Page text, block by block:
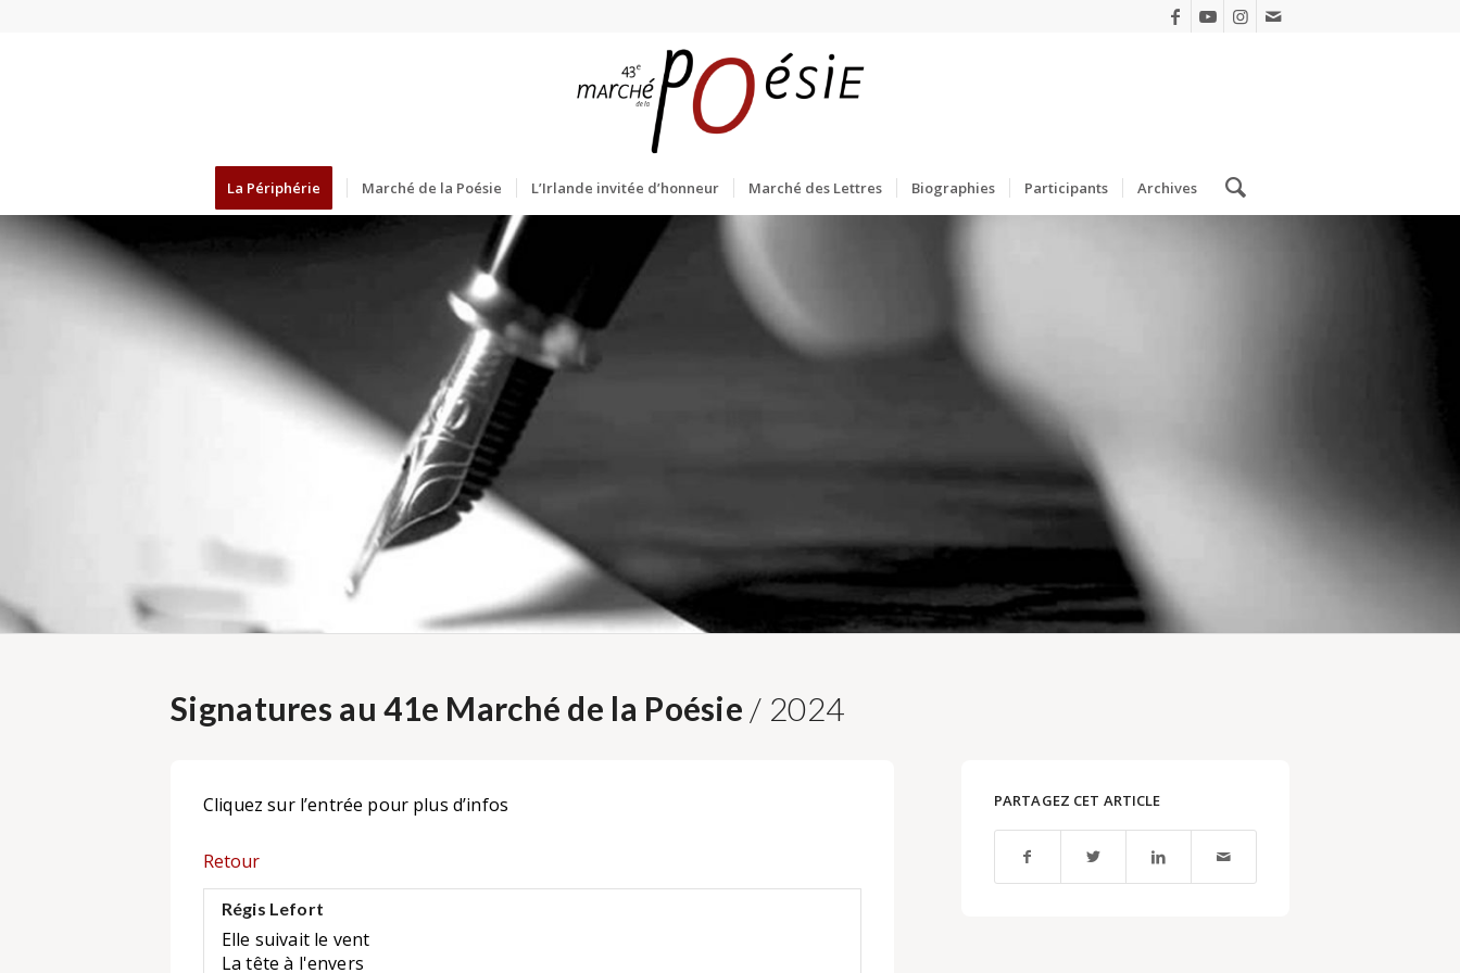
La Périphérie Marché de la Poésie L’Irlande invitée d’honneur Marché des Lettres Biographies Participants Archives
Signatures au 41e Marché de la Poésie / 2024
Cliquez sur l’entrée pour plus d’infos
Retour
Régis Lefort
Elle suivait le vent
La tête à l'envers
PARTAGEZ CET ARTICLE